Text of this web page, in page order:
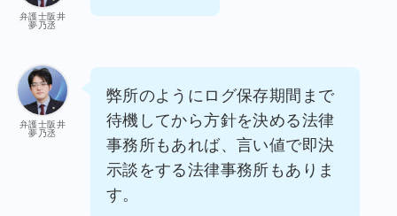
弁護士阪井
夢乃丞
弁護士阪井
夢乃丞
弊所のようにログ保存期間まで
待機してから方針を決める法律
事務所もあれば、言い値で即決
示談をする法律事務所もありま
す。